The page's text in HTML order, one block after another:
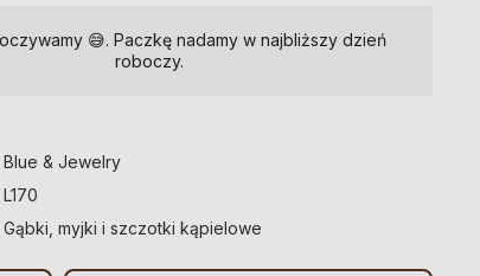
😅. Paczkę nadamy w najbliższy dzień
roboczy.
Blue & Jewelry
L170
Gąbki, myjki i szczotki kąpielowe